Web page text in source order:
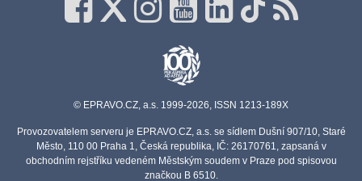
© EPRAVO.CZ, a.s. 1999-2026, ISSN 1213-189X
Provozovatelem serveru je EPRAVO.CZ, a.s. se sídlem Dušní 907/10, Staré
Město, 110 00 Praha 1, Česká republika, IČ: 26170761, zapsaná v
obchodním rejstříku vedeném Městským soudem v Praze pod spisovou
značkou B 6510.